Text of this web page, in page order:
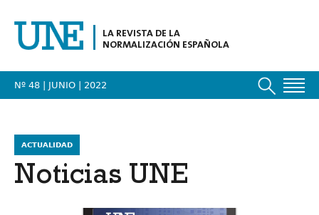
LA REVISTA DE LA
NORMALIZACIÓN ESPAÑOLA
Nº 48 | JUNIO | 2022
ACTUALIDAD
Noticias UNE